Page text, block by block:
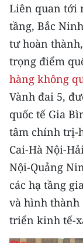
Liên quan tới
tầng, Bắc
tư hoàn
trọng điểm
hàng không
Vành đai 5,
quốc tế Gia
tâm chính trị-
Cai-Hà Nội-
Nội-Quảng
các hạ tầng
và hình thành
triển kinh tế-